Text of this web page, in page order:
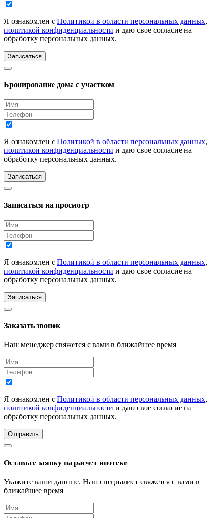
Я ознакомлен с Политикой в области персональных данных,
политикой конфиденциальности и даю свое согласие на
обработку персональных данных.
Записаться
Бронирование дома с участком
Я ознакомлен с Политикой в области персональных данных,
политикой конфиденциальности и даю свое согласие на
обработку персональных данных.
Записаться
Записаться на просмотр
Я ознакомлен с Политикой в области персональных данных,
политикой конфиденциальности и даю свое согласие на
обработку персональных данных.
Записаться
Заказать звонок
Наш менеджер свяжется с вами в ближайшее время
Я ознакомлен с Политикой в области персональных данных,
политикой конфиденциальности и даю свое согласие на
обработку персональных данных.
Отправить
Оставьте заявку на расчет ипотеки
Укажите ваши данные. Наш специалист свяжется с вами в
ближайшее время